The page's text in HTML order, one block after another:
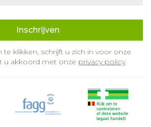
Inschrijven
te klikken, schrijft u zich in voor onze
u akkoord met onze privacy policy.